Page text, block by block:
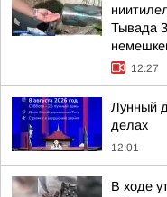
Тывада
12:27
Лунный
делах
12:01
В ходе